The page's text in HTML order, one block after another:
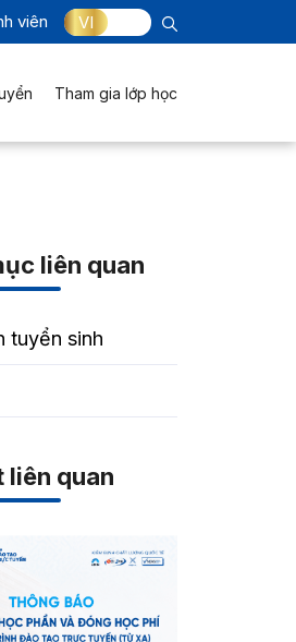
viên VI
Tham gia lớp học
liên quan
tuyển sinh
liên quan